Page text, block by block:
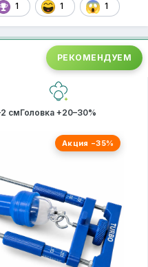
1 1 1
РЕКОМЕНДУЕМ
смГоловка +20–30%
Акция −35%